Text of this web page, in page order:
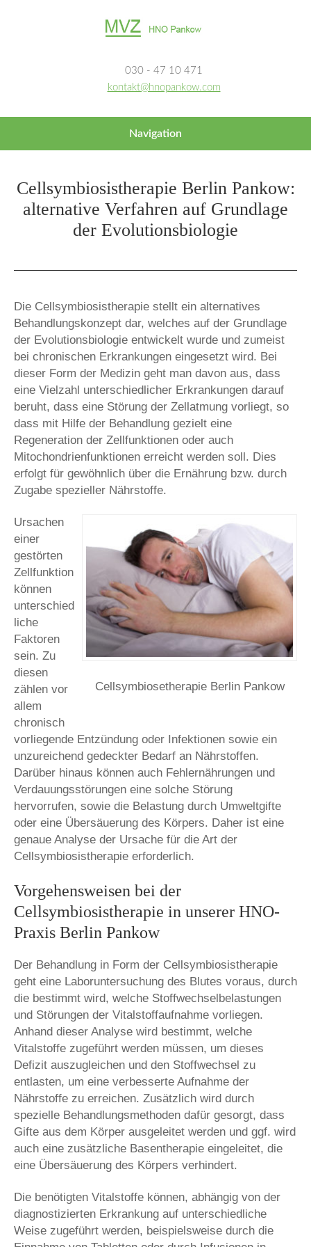
030 - 47 10 471
kontakt@hnopankow.com
Navigation
Cellsymbiosistherapie Berlin Pankow:
alternative Verfahren auf Grundlage
der Evolutionsbiologie
Die Cellsymbiosistherapie stellt ein alternatives
Behandlungskonzept dar, welches auf der Grundlage
der Evolutionsbiologie entwickelt wurde und zumeist
bei chronischen Erkrankungen eingesetzt wird. Bei
dieser Form der Medizin geht man davon aus, dass
eine Vielzahl unterschiedlicher Erkrankungen darauf
beruht, dass eine Störung der Zellatmung vorliegt, so
dass mit Hilfe der Behandlung gezielt eine
Regeneration der Zellfunktionen oder auch
Mitochondrienfunktionen erreicht werden soll. Dies
erfolgt für gewöhnlich über die Ernährung bzw. durch
Zugabe spezieller Nährstoffe.
Cellsymbiosetherapie Berlin Pankow
Ursachen
einer
gestörten
Zellfunktion
können
unterschied
liche
Faktoren
sein. Zu
diesen
zählen vor
allem
chronisch
vorliegende Entzündung oder Infektionen sowie ein
unzureichend gedeckter Bedarf an Nährstoffen.
Darüber hinaus können auch Fehlernährungen und
Verdauungsstörungen eine solche Störung
hervorrufen, sowie die Belastung durch Umweltgifte
oder eine Übersäuerung des Körpers. Daher ist eine
genaue Analyse der Ursache für die Art der
Cellsymbiosistherapie erforderlich.
Vorgehensweisen bei der
Cellsymbiosistherapie in unserer HNO-
Praxis Berlin Pankow
Der Behandlung in Form der Cellsymbiosistherapie
geht eine Laboruntersuchung des Blutes voraus, durch
die bestimmt wird, welche Stoffwechselbelastungen
und Störungen der Vitalstoffaufnahme vorliegen.
Anhand dieser Analyse wird bestimmt, welche
Vitalstoffe zugeführt werden müssen, um dieses
Defizit auszugleichen und den Stoffwechsel zu
entlasten, um eine verbesserte Aufnahme der
Nährstoffe zu erreichen. Zusätzlich wird durch
spezielle Behandlungsmethoden dafür gesorgt, dass
Gifte aus dem Körper ausgeleitet werden und ggf. wird
auch eine zusätzliche Basentherapie eingeleitet, die
eine Übersäuerung des Körpers verhindert.
Die benötigten Vitalstoffe können, abhängig von der
diagnostizierten Erkrankung auf unterschiedliche
Weise zugeführt werden, beispielsweise durch die